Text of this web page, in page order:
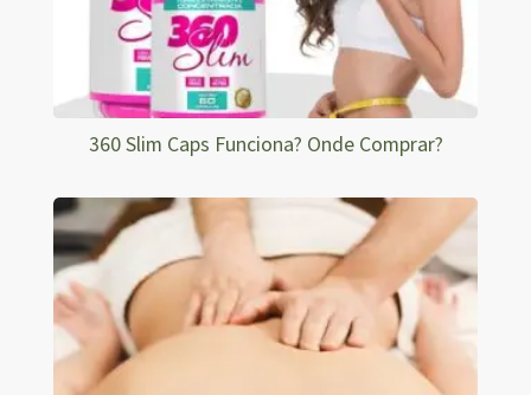
360 Slim Caps Funciona? Onde Comprar?